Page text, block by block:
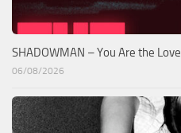
SHADOWMAN – You Are the Love
06/08/2026